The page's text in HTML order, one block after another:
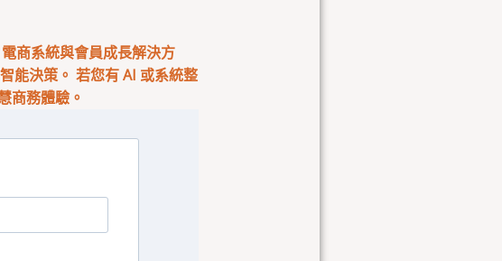
商系統與會員成長解決方
能決策。 若您有 AI 或系統整
商務體驗。